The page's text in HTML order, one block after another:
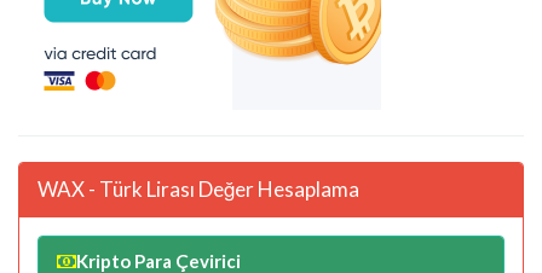
WAX - Türk Lirası Değer Hesaplama
Kripto Para Çevirici